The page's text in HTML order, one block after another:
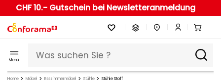
CHF 10.- Gutschein bei Newsletteranmeldung
Menü
Home Möbel Esszimmermöbel Stühle Stühle Stoff